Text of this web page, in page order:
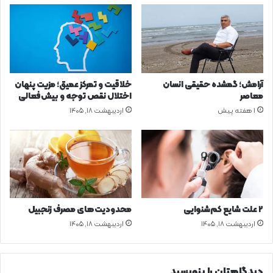
ا
ر
ی‌
ه
ا
ب
ا
ر
ع
ا
ت
ص
ل
ض
ر
و
ر
آرامش؛ گمشده حقیقی انسان
معاصر
1 هفته پیش
خلاقیت و تمرکز عمیق؛ مزیت پنهان
اختلال نقص توجه و بیش‌فعالی
اردیبهشت ۱۸, ۱۴۰۵
۲ علت شایع‌ کم‌شنوایی
اردیبهشت ۱۸, ۱۴۰۵
محدودیت‌های مصرف زنجبیل
اردیبهشت ۱۸, ۱۴۰۵